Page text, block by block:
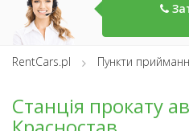
RentCars.pl Пункти
Станція прокату